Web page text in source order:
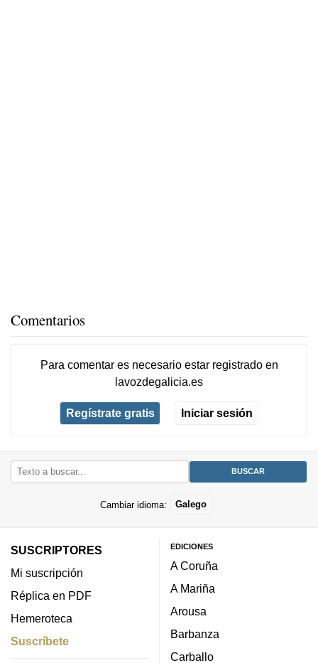
Comentarios
Para comentar es necesario estar registradoen
lavozdegalicia.es
Regístrate gratis Iniciar sesión
Cambiar idioma: Galego
SUSCRIPTORES
Mi suscripción
Réplica en PDF
Hemeroteca
Suscríbete
EDICIONES
A Coruña
A Mariña
Arousa
Barbanza
Carballo